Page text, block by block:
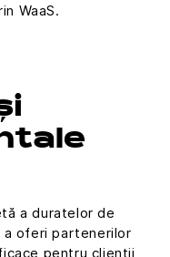
WaaS.
a duratelor de
a oferi partenerilor
pentru clienții